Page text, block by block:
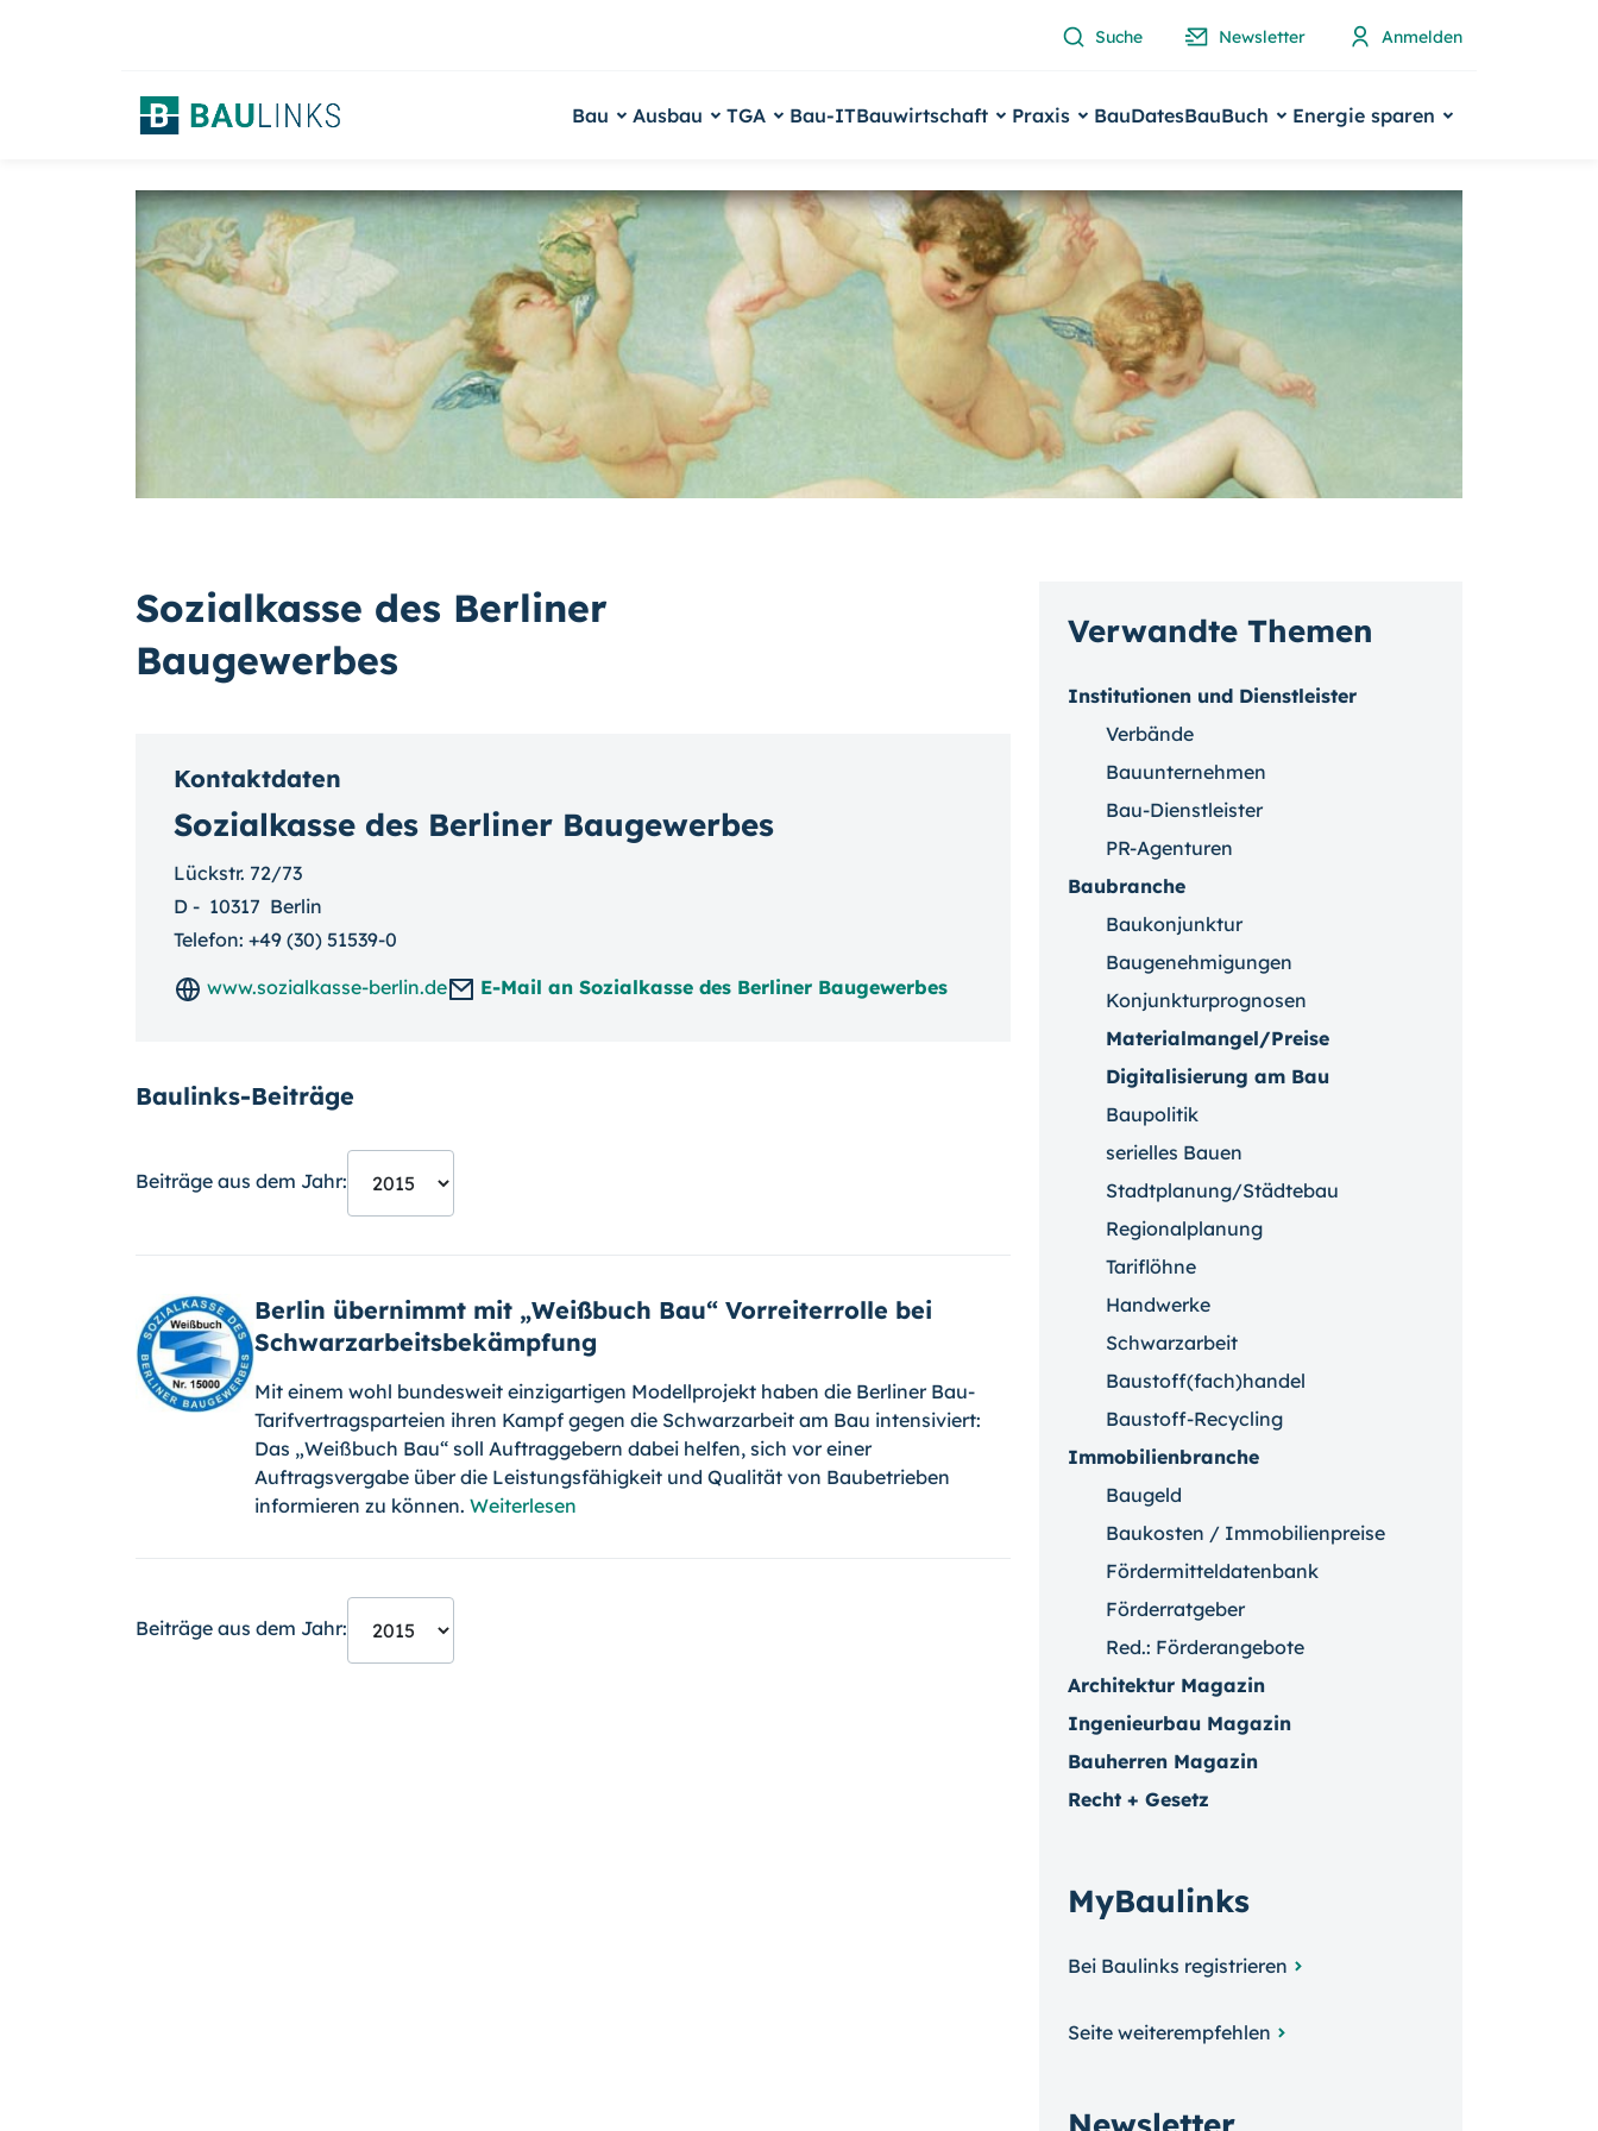
Suche Newsletter Anmelden
Bau Ausbau TGA Bau-ITBauwirtschaft Praxis BauDatesBauBuch Energie sparen
Sozialkasse des Berliner
Baugewerbes
Kontaktdaten
Sozialkasse des Berliner Baugewerbes
Lückstr. 72/73
D - 10317 Berlin
Telefon: +49 (30) 51539-0
www.sozialkasse-berlin.de
E-Mail an Sozialkasse des Berliner Baugewerbes
Baulinks-Beiträge
Beiträge aus dem Jahr:
Berlin übernimmt mit „Weißbuch Bau“ Vorreiterrolle bei
Schwarzarbeitsbekämpfung
Mit einem wohl bundesweit einzigartigen Modellprojekt haben die Ber­liner Bau-
Tarifvertragsparteien ihren Kampf gegen die Schwarzarbeit am Bau intensiviert:
Das „Weißbuch Bau“ soll Auftraggebern dabei helfen, sich vor einer
Auftragsvergabe über die Leistungsfähigkeit und Qualität von Bau­be­trieben
informieren zu können. Weiterlesen
Beiträge aus dem Jahr:
Verwandte Themen
Institutionen und Dienstleister
Verbände
Bauunternehmen
Bau-Dienstleister
PR-Agenturen
Baubranche
Baukonjunktur
Baugenehmigungen
Konjunkturprognosen
Materialmangel/Preise
Digitalisierung am Bau
Baupolitik
serielles Bauen
Stadtplanung/Städtebau
Regionalplanung
Tariflöhne
Handwerke
Schwarzarbeit
Baustoff(fach)handel
Baustoff-Recycling
Immobilienbranche
Baugeld
Baukosten / Immobilienpreise
Fördermitteldatenbank
Förderratgeber
Red.: Förderangebote
Architektur Magazin
Ingenieurbau Magazin
Bauherren Magazin
Recht + Gesetz
MyBaulinks
Bei Baulinks registrieren
Seite weiterempfehlen